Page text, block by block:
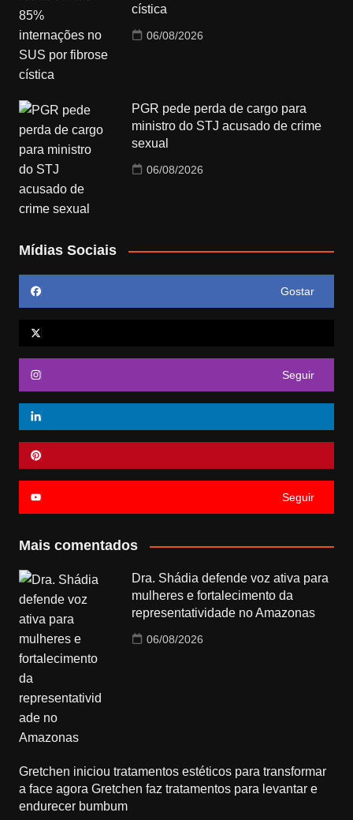
cística
06/08/2026
PGR pede perda de cargo para
ministro do STJ acusado de crime
sexual
06/08/2026
Mídias Sociais
Gostar
Seguir
Seguir
Mais comentados
Dra. Shádia defende voz ativa para
mulheres e fortalecimento da
representatividade no Amazonas
06/08/2026
Gretchen iniciou tratamentos estéticos para transformar
a face agora Gretchen faz tratamentos para levantar e
endurecer bumbum